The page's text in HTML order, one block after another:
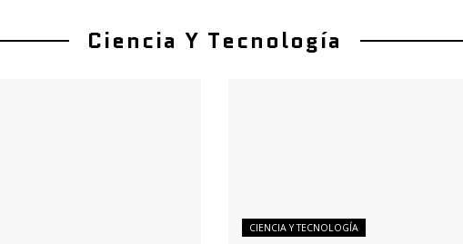
Ciencia Y Tecnología
CIENCIA Y TECNOLOGÍA